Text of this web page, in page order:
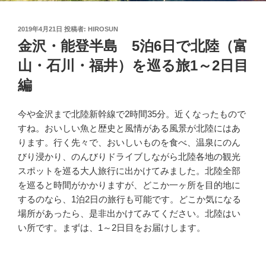
投
稿
日:
2019年4月21日 投稿者: HIROSUN
金沢・能登半島 5泊6日で北陸（富
山・石川・福井）を巡る旅1～2日目
編
今や金沢まで北陸新幹線で2時間35分。近くなったもので
すね。おいしい魚と歴史と風情がある風景が北陸にはあ
ります。行く先々で、おいしいものを食べ、温泉にのん
びり浸かり、のんびりドライブしながら北陸各地の観光
スポットを巡る大人旅行に出かけてみました。北陸全部
を巡ると時間がかかりますが、どこか一ヶ所を目的地に
するのなら、1泊2日の旅行も可能です。どこか気になる
場所があったら、是非出かけてみてください。北陸はい
い所です。まずは、1～2日目をお届けします。